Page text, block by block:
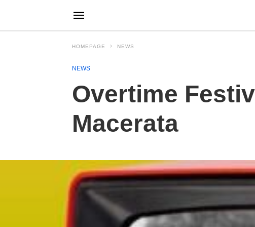
HOMEPAGE NEWS
NEWS
Overtime
Macerata